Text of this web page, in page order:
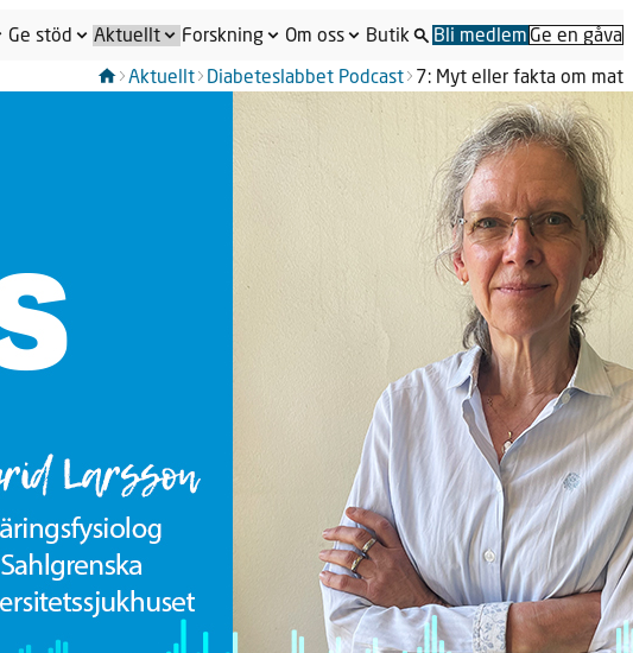
Ge stöd Aktuellt Forskning Om oss Butik Bli medlem Ge en gåva
Aktuellt
Diabeteslabbet Podcast 7: Myt eller fakta om mat